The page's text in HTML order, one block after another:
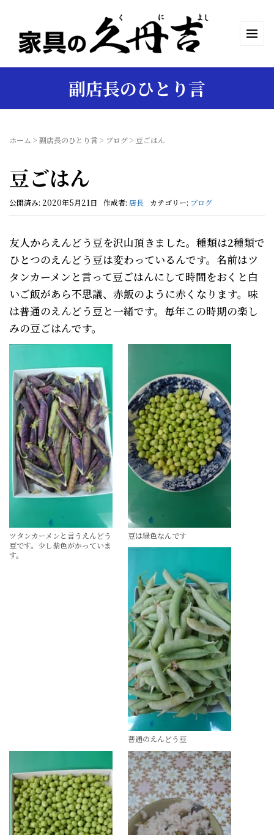
副店長のひとり言
ホーム > 副店長のひとり言> ブログ> 豆ごはん
豆ごはん
公開済み: 2020年5月21日 作成者: 店長 カテゴリー: ブログ
友人からえんどう豆を沢山頂きました。種類は2種類で
ひとつのえんどう豆は変わっているんです。名前はツ
タンカーメンと言って豆ごはんにして時間をおくと白
いご飯があら不思議、赤飯のように赤くなります。味
は普通のえんどう豆と一緒です。毎年この時期の楽し
みの豆ごはんです。
ツタンカーメンと言うえんどう
豆です。少し紫色がかっていま
す。
豆は緑色なんです
普通のえんどう豆